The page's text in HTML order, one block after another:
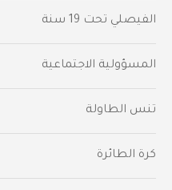
الفيصلي‬⁩ تحت 19 سنة
المسؤولية الاجتماعية
تنس الطاولة
كرة الطائرة